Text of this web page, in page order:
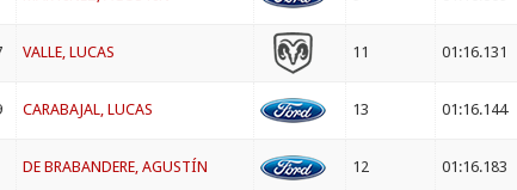
VALLE, LUCAS 11 01:16.131
CARABAJAL, LUCAS 13 01:16.144
DE BRABANDERE, AGUSTÍN 12 01:16.183